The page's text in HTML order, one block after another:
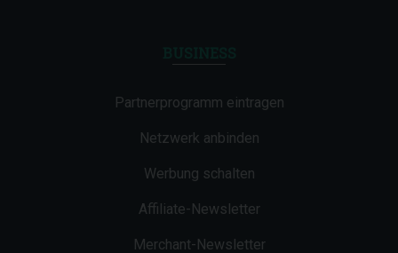
Partnerprogramm eintragen
Netzwerk anbinden
Werbung schalten
Affiliate-Newsletter
Merchant-Newsletter